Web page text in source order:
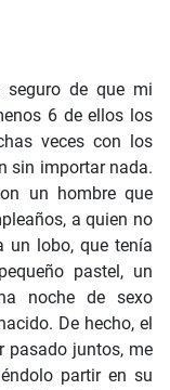
seguro de que mi
6 de ellos los
veces con los
sin importar nada.
un hombre que
a quien no
un lobo, que tenía
pastel, un
noche de sexo
De hecho, el
pasado juntos, me
partir en su